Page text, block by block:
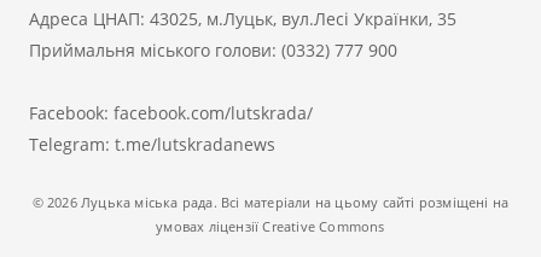
Адреса ЦНАП: 43025, м.Луцьк, вул.Лесі Українки, 35
Приймальня міського голови: (0332) 777 900
Facebook: facebook.com/lutskrada/
Telegram: t.me/lutskradanews
© 2026 Луцька міська рада. Всі матеріали на цьому сайті розміщені на
умовах ліцензії Creative Commons